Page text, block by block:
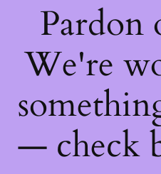
Pardon
We're
— check